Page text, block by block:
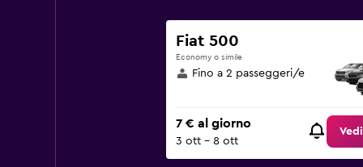
Y
axis
displaying
values.
Range:
90.
Fiat 500
Economy o simile
Fino a 2 passeggeri/e
7 € al giorno
3 ott - 8 ott